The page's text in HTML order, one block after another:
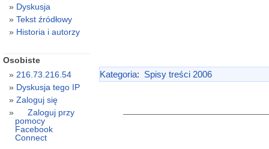
Kategoria: Spisy treści 2006
Dyskusja
Tekst źródłowy
Historia i autorzy
Osobiste
216.73.216.54
Dyskusja tego IP
Zaloguj się
Zaloguj przy
pomocy
Facebook
Connect